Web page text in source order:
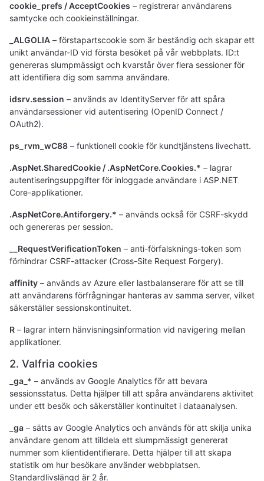
cookie_prefs / AcceptCookies – registrerar användarens
samtycke och cookieinställningar.
_ALGOLIA – förstapartscookie som är beständig och skapar ett
unikt användar-ID vid första besöket på vår webbplats. ID:t
genereras slumpmässigt och kvarstår över flera sessioner för
att identifiera dig som samma användare.
idsrv.session – används av IdentityServer för att spåra
användarsessioner vid autentisering (OpenID Connect /
OAuth2).
ps_rvm_wC88 – funktionell cookie för kundtjänstens livechatt.
.AspNet.SharedCookie / .AspNetCore.Cookies.* – lagrar
autentiseringsuppgifter för inloggade användare i ASP.NET
Core-applikationer.
.AspNetCore.Antiforgery.* – används också för CSRF-skydd
och genereras per session.
__RequestVerificationToken – anti-förfalsknings-token som
förhindrar CSRF-attacker (Cross-Site Request Forgery).
affinity – används av Azure eller lastbalanserare för att se till
att användarens förfrågningar hanteras av samma server, vilket
säkerställer sessionskontinuitet.
R – lagrar intern hänvisningsinformation vid navigering mellan
applikationer.
2. Valfria cookies
_ga_* – används av Google Analytics för att bevara
sessionsstatus. Detta hjälper till att spåra användarens aktivitet
under ett besök och säkerställer kontinuitet i dataanalysen.
_ga – sätts av Google Analytics och används för att skilja unika
användare genom att tilldela ett slumpmässigt genererat
nummer som klientidentifierare. Detta hjälper till att skapa
statistik om hur besökare använder webbplatsen.
Standardlivslängd är 2 år.